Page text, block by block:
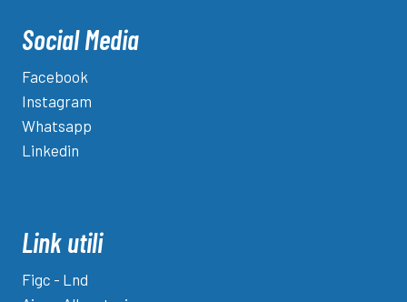
Social Media
Facebook
Instagram
Whatsapp
Linkedin
Link utili
Figc - Lnd